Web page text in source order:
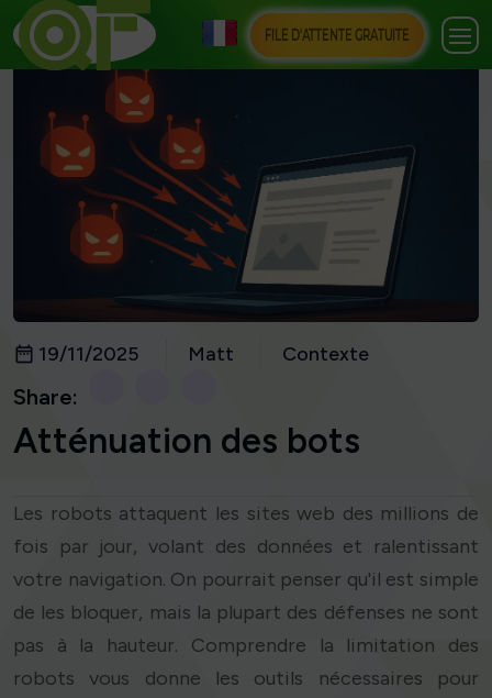
FILE D'ATTENTE GRATUITE
19/11/2025 Matt Contexte
Share:
Atténuation des bots
Les robots attaquent les sites web des millions de
fois par jour, volant des données et ralentissant
votre navigation. On pourrait penser qu'il est simple
de les bloquer, mais la plupart des défenses ne sont
pas à la hauteur. Comprendre la limitation des
robots vous donne les outils nécessaires pour